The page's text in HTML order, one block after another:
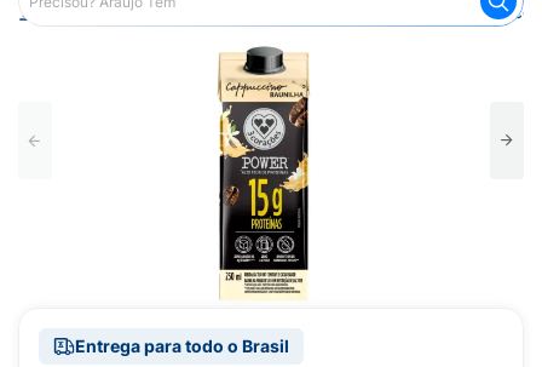
Araujo Mercado
Entrega para todo o Brasil